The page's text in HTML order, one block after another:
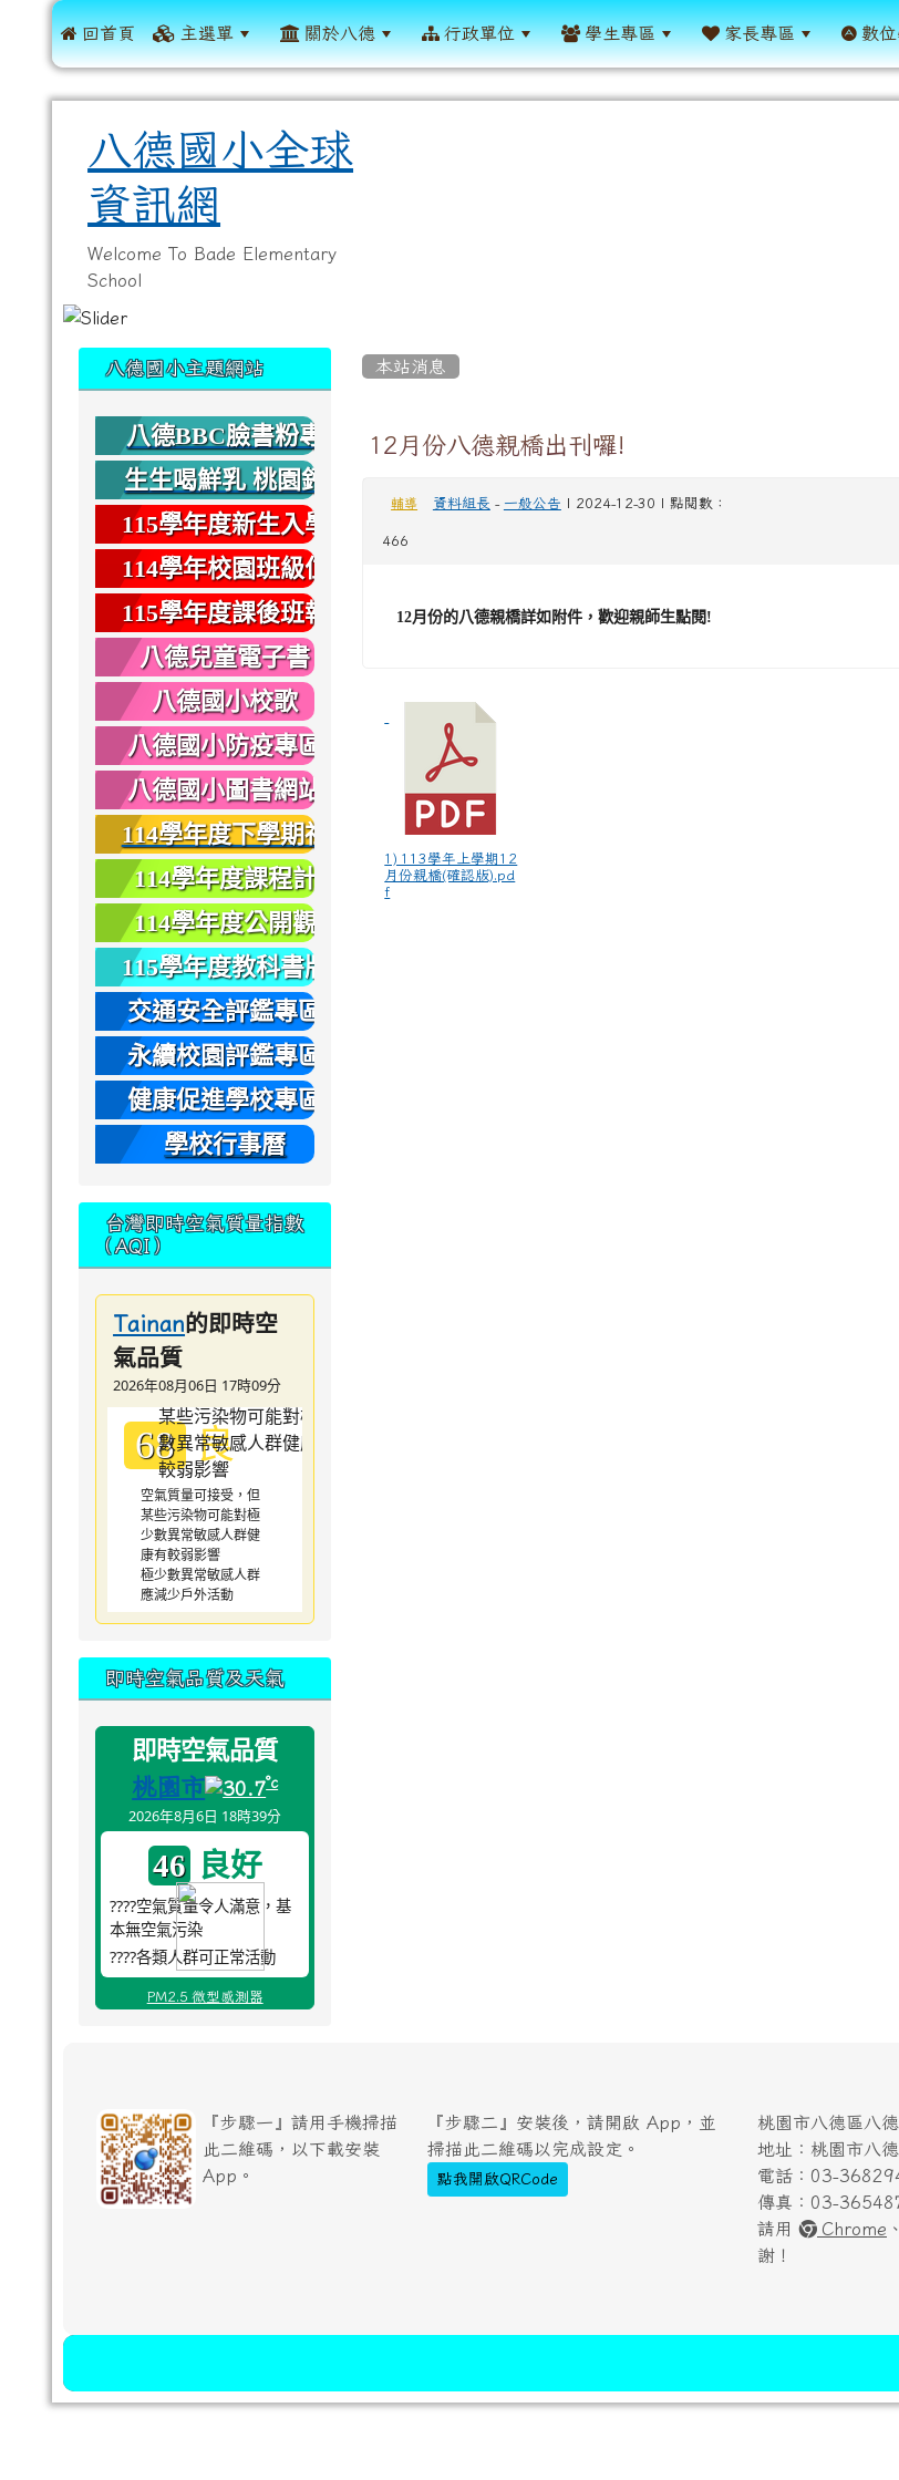
 回首頁 主選單 關於八德 行政單位 學生專區 家長專區 數位
八德國小全球
資訊網
Welcome To Bade Elementary
School
本站消息
12月份八德親橋出刊囉!
輔導 資料組長 - 一般公告 | 2024-12-30 | 點閱數：
466
12月份的八德親橋詳如附件，歡迎親師生點閱!
1) 113學年上學期12
月份親橋(確認版).pd
f
八德國小主題網站
八德BBC臉書粉專
生生喝鮮乳 桃園鈣
健康
115學年度新生入學
專區
114學年校園班級位
置圖
115學年度課後班報
名
八德兒童電子書
八德國小校歌
八德國小防疫專區
八德國小圖書網站
114學年度下學期社
團報名
114學年度課程計
畫
114學年度公開觀
課
115學年度教科書版
本
交通安全評鑑專區
永續校園評鑑專區
健康促進學校專區
學校行事曆
台灣即時空氣質量指數
（AQI）
Tainan的即時空
氣品質
2026年08月06日 17時09分
68 良
空氣質量可接受，但
某些污染物可能對極
少數異常敏感人群健
康有較弱影響
極少數異常敏感人群
應減少戶外活動
即時空氣品質及天氣
即時空氣品質
桃園市 30.7°c
2026年8月6日 18時39分
46 良好
????空氣質量令人滿意，基
本無空氣污染
????各類人群可正常活動
PM2.5 微型感測器
『步驟一』請用手機掃描
此二維碼，以下載安裝
App。
『步驟二』安裝後，請開啟 App，並
掃描此二維碼以完成設定。
點我開啟QRCode
桃園市八德區八
地址：桃園市八
電話：03-
傳真：03-
請用
Chrome 、
謝！